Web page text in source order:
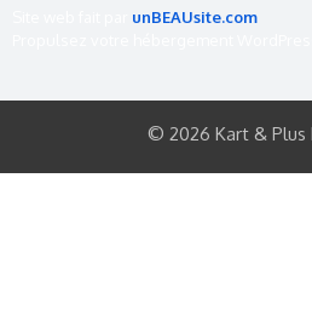
unBEAUsite.com
© 2026 Kart & Plus